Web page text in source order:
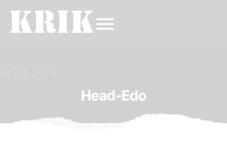
04.03.2024.
Head-Edo